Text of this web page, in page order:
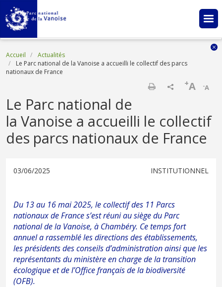
Aller au contenu principal
Fil d'Ariane
Accueil
Actualités
Le Parc national de la Vanoise a accueilli le collectif des parcs
nationaux de France
-A
+A
Le Parc national de
la Vanoise a accueilli le collectif
des parcs nationaux de France
03/06/2025 INSTITUTIONNEL
Du 13 au 16 mai 2025, le collectif des 11 Parcs
nationaux de France s’est réuni au siège du Parc
national de la Vanoise, à Chambéry. Ce temps fort
annuel a rassemblé les directions des établissements,
les présidents des conseils d’administration ainsi que les
représentants du ministère en charge de la transition
écologique et de l’Office français de la biodiversité
(OFB).